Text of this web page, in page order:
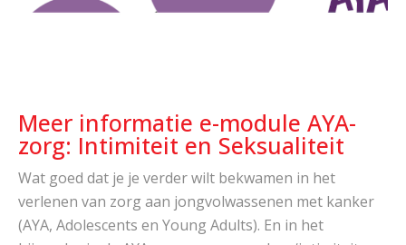
Meer informatie e-module AYA-
zorg: Intimiteit en Seksualiteit
Wat goed dat je je verder wilt bekwamen in het
verlenen van zorg aan jongvolwassenen met kanker
(AYA, Adolescents en Young Adults). En in het